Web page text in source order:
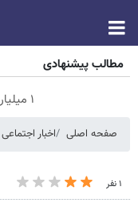
مطالب پیشنهادی
۱ میلیارد اعتبار خرید طلا | بدون ضامن و چک
صفحه اصلی اخبار اجتماعی
۱ نفر